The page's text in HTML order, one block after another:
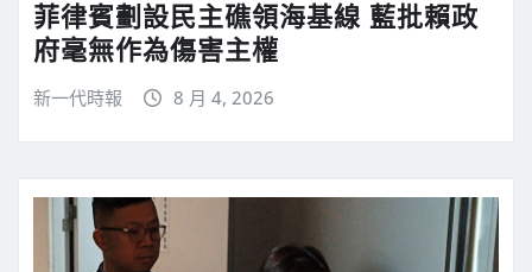
菲律賓劃設民主礁領海基線 藍批賴政
府毫無作為傷害主權
新一代時報 8 月 4, 2026